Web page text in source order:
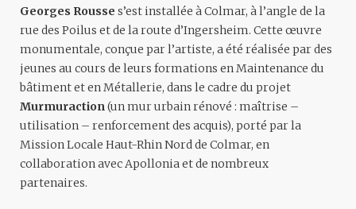
Georges Rousse s’est installée à Colmar, à l’angle de la
rue des Poilus et de la route d’Ingersheim. Cette œuvre
monumentale, conçue par l’artiste, a été réalisée par des
jeunes au cours de leurs formations en Maintenance du
bâtiment et en Métallerie, dans le cadre du projet
Murmuraction (un mur urbain rénové : maîtrise –
utilisation – renforcement des acquis), porté par la
Mission Locale Haut-Rhin Nord de Colmar, en
collaboration avec Apollonia et de nombreux
partenaires.